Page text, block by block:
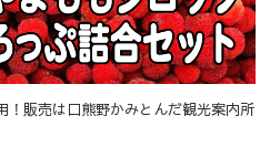
！販売は口熊野かみとんだ観光案内所